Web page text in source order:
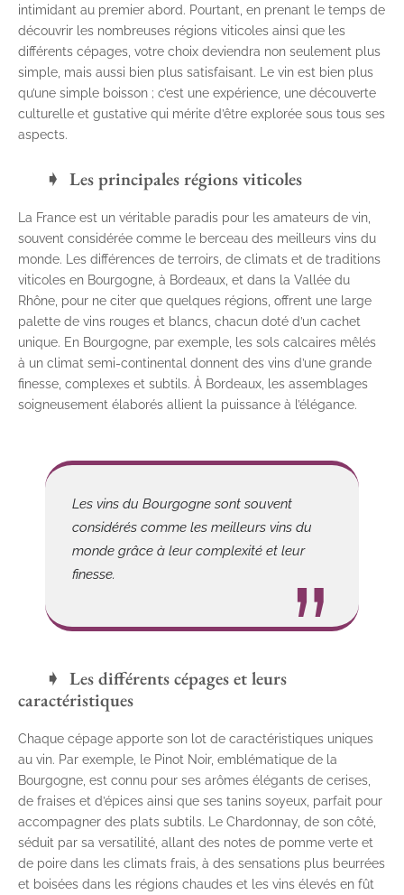
intimidant au premier abord. Pourtant, en prenant le temps de
découvrir les nombreuses régions viticoles ainsi que les
différents cépages, votre choix deviendra non seulement plus
simple, mais aussi bien plus satisfaisant. Le vin est bien plus
qu’une simple boisson ; c’est une expérience, une découverte
culturelle et gustative qui mérite d’être explorée sous tous ses
aspects.
Les principales régions viticoles
La France est un véritable paradis pour les amateurs de vin,
souvent considérée comme le berceau des meilleurs vins du
monde. Les différences de terroirs, de climats et de traditions
viticoles en Bourgogne, à Bordeaux, et dans la Vallée du
Rhône, pour ne citer que quelques régions, offrent une large
palette de vins rouges et blancs, chacun doté d’un cachet
unique. En Bourgogne, par exemple, les sols calcaires mêlés
à un climat semi-continental donnent des vins d’une grande
finesse, complexes et subtils. À Bordeaux, les assemblages
soigneusement élaborés allient la puissance à l’élégance.
Les vins du Bourgogne sont souvent
considérés comme les meilleurs vins du
monde grâce à leur complexité et leur
finesse.
Les différents cépages et leurs
caractéristiques
Chaque cépage apporte son lot de caractéristiques uniques
au vin. Par exemple, le Pinot Noir, emblématique de la
Bourgogne, est connu pour ses arômes élégants de cerises,
de fraises et d’épices ainsi que ses tanins soyeux, parfait pour
accompagner des plats subtils. Le Chardonnay, de son côté,
séduit par sa versatilité, allant des notes de pomme verte et
de poire dans les climats frais, à des sensations plus beurrées
et boisées dans les régions chaudes et les vins élevés en fût